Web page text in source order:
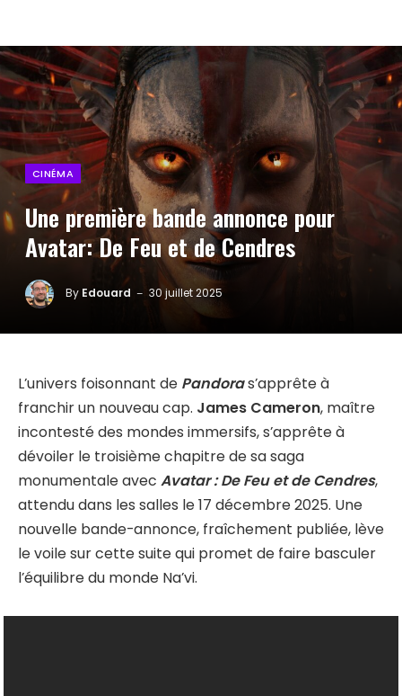
CINÉMA
Une première bande annonce pour
Avatar: De Feu et de Cendres
By Edouard 30 juillet 2025
L’univers foisonnant de Pandoras’apprête à
franchir un nouveau cap. James Cameron, maître
incontesté des mondes immersifs, s’apprête à
dévoiler le troisième chapitre de sa saga
monumentale avec Avatar : De Feu et de Cendres,
attendu dans les salles le 17 décembre 2025. Une
nouvelle bande-annonce, fraîchement publiée, lève
le voile sur cette suite qui promet de faire basculer
l’équilibre du monde Na’vi.